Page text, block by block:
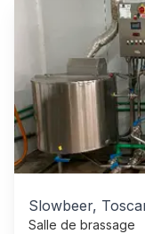
Slowbeer,
Salle de brassage